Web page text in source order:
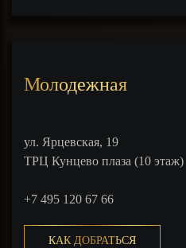
Молодежная
ул. Ярцевская, 19
ТРЦ Кунцево плаза (10 этаж)
+7 495 120 67 66
КАК ДОБРАТЬСЯ